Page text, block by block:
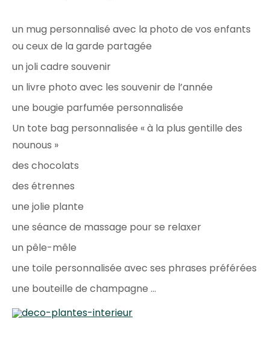
un mug personnalisé avec la photo de vos enfants
ou ceux de la garde partagée
un joli cadre souvenir
un livre photo avec les souvenir de l’année
une bougie parfumée personnalisée
Un tote bag personnalisée « à la plus gentille des
nounous »
des chocolats
des étrennes
une jolie plante
une séance de massage pour se relaxer
un pêle-mêle
une toile personnalisée avec ses phrases préférées
une bouteille de champagne …